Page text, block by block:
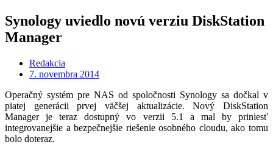
Synology uviedlo novú verziu DiskStation
Manager
Redakcia
7. novembra 2014
Operačný systém pre NAS od spoločnosti Synology sa dočkal v
piatej generácii prvej väčšej aktualizácie. Nový DiskStation
Manager je teraz dostupný vo verzii 5.1 a mal by priniesť
integrovanejšie a bezpečnejšie riešenie osobného cloudu, ako tomu
bolo doteraz.